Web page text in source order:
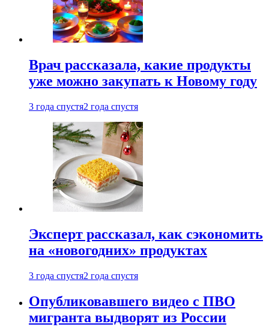
Врач рассказала, какие продукты
уже можно закупать к Новому году
3 года спустя2 года спустя
Эксперт рассказал, как сэкономить
на «новогодних» продуктах
3 года спустя2 года спустя
Опубликовавшего видео с ПВО
мигранта выдворят из России